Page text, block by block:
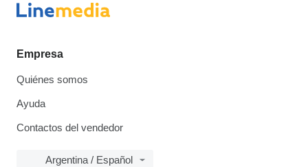
Empresa
Quiénes somos
Ayuda
Contactos del vendedor
Argentina / Español